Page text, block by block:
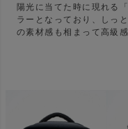
陽光に当てた時に現れる
ラーとなっており、しっ
の素材感も相まって高級